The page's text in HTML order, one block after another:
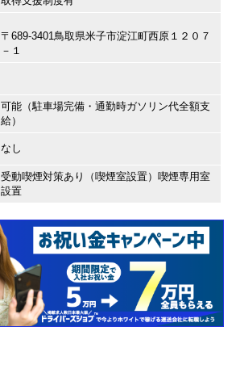
〒689-3401鳥取県米子市淀江町西原１２０７
－１
可能（駐車場完備・通勤時ガソリン代全額支
給）
なし
受動喫煙対策あり（喫煙室設置）喫煙専用室
設置